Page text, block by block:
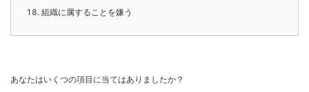
組織に属することを嫌う
あなたはいくつの項目に当てはありましたか？